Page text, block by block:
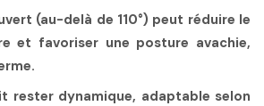
(au-delà de 110°) peut réduire le
et favoriser une posture avachie,
rester dynamique, adaptable selon